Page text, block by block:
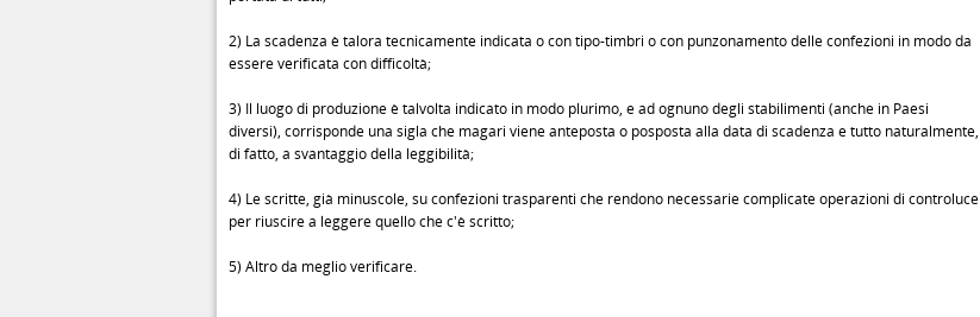
2) La scadenza è talora tecnicamente indicata o con tipo-timbri o con punzonamento delle confezioni in modo da
essere verificata con difficoltà;
3) Il luogo di produzione è talvolta indicato in modo plurimo, e ad ognuno degli stabilimenti (anche in Paesi
diversi), corrisponde una sigla che magari viene anteposta o posposta alla data di scadenza e tutto naturalmente,
di fatto, a svantaggio della leggibilità;
4) Le scritte, già minuscole, su confezioni trasparenti che rendono necessarie complicate operazioni di controluce
per riuscire a leggere quello che c'è scritto;
5) Altro da meglio verificare.